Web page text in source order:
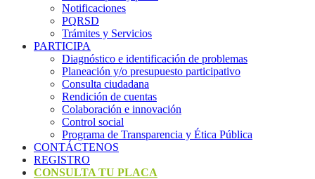
Notificaciones
PQRSD
Trámites y Servicios
PARTICIPA
Diagnóstico e identificación de problemas
Planeación y/o presupuesto participativo​
Consulta ciudadana
Rendición de cuentas
Colaboración e innovación
Control social
Programa de Transparencia y Ética Pública
CONTÁCTENOS
REGISTRO
CONSULTA TU PLACA